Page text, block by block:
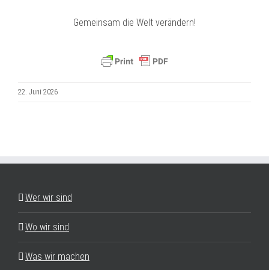
Gemeinsam die Welt verändern!
22. Juni 2026
Wer wir sind
Wo wir sind
Was wir machen